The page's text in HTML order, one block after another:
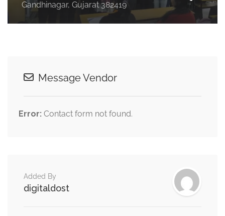
Gandhinagar, Gujarat 382419
Message Vendor
Error: Contact form not found.
Added By
digitaldost